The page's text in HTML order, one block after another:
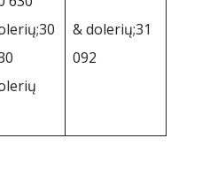
& dolerių;31
092